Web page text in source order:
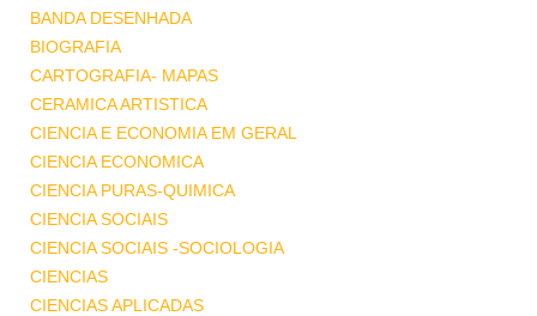
BANDA DESENHADA
BIOGRAFIA
CARTOGRAFIA- MAPAS
CERAMICA ARTISTICA
CIENCIA E ECONOMIA EM GERAL
CIENCIA ECONOMICA
CIENCIA PURAS-QUIMICA
CIENCIA SOCIAIS
CIENCIA SOCIAIS -SOCIOLOGIA
CIENCIAS
CIENCIAS APLICADAS